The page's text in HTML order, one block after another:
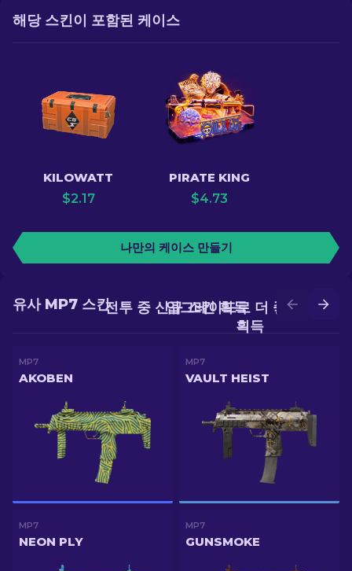
해당 스킨이 포함된 케이스
KILOWATT
$2.17
PIRATE KING
$4.73
나만의 케이스 만들기
업그레이드로 더 좋은 스킨
획득
전투 중 신규 스킨 획득
유사 MP7 스킨
MP7
AKOBEN
MP7
VAULT HEIST
MP7
NEON PLY
MP7
GUNSMOKE